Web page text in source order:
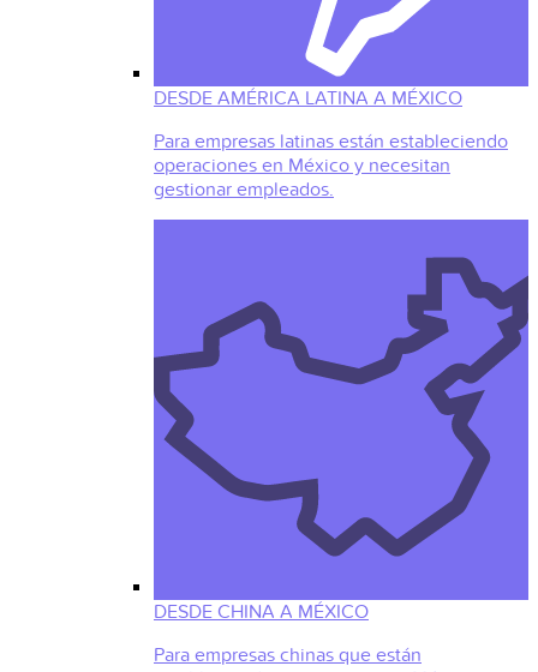
DESDE AMÉRICA LATINA A MÉXICO
Para empresas latinas están estableciendo
operaciones en México y necesitan
gestionar empleados.
DESDE CHINA A MÉXICO
Para empresas chinas que están